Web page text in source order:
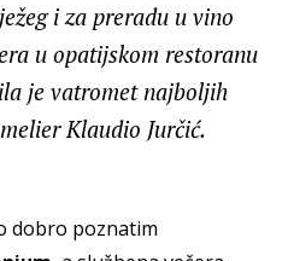
i za preradu u vino
u opatijskom restoranu
je vatromet najboljih
Klaudio Jurčić.
dobro poznatim